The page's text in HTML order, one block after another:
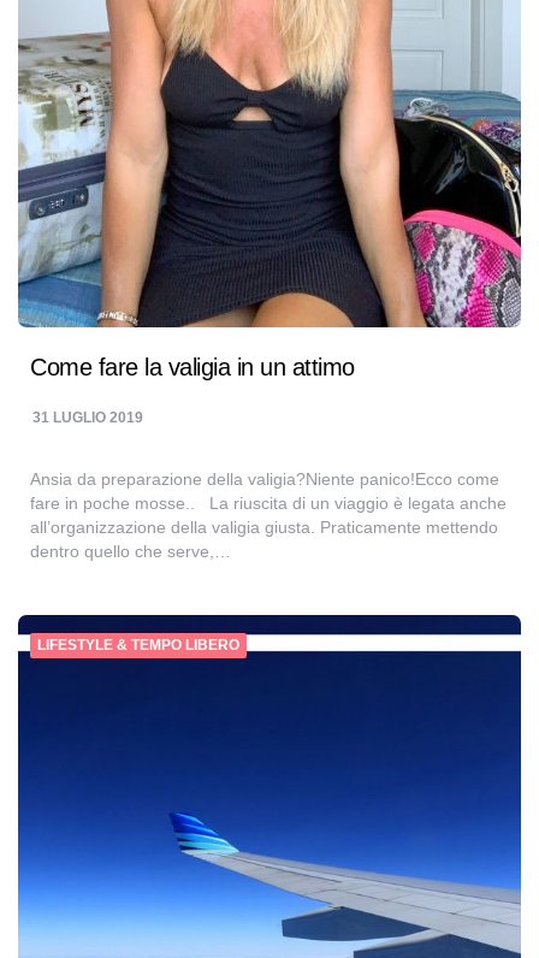
Come fare la valigia in un attimo
31 LUGLIO 2019
Ansia da preparazione della valigia?Niente panico!Ecco come
fare in poche mosse.. La riuscita di un viaggio è legata anche
all’organizzazione della valigia giusta. Praticamente mettendo
dentro quello che serve,…
LIFESTYLE & TEMPO LIBERO